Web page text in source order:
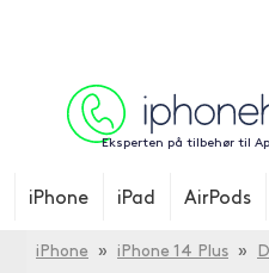
Eksperten på tilbehør til
iPhone iPad AirPods
iPhone » iPhone 14 Plus »